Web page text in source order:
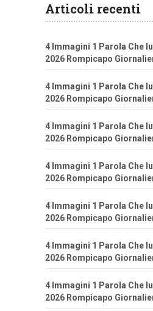
Articoli recenti
4 Immagini 1 Parola Che
2026 Rompicapo
4 Immagini 1 Parola Che
2026 Rompicapo
4 Immagini 1 Parola Che
2026 Rompicapo
4 Immagini 1 Parola Che
2026 Rompicapo
4 Immagini 1 Parola Che
2026 Rompicapo
4 Immagini 1 Parola Che
2026 Rompicapo
4 Immagini 1 Parola Che
2026 Rompicapo